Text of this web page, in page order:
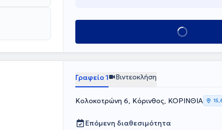
και της
αφορά το
Κλείσε ραντεβού
Γραφείο 1 Βιντεοκλήση
Κολοκοτρώνη 6, Κόρινθος, ΚΟΡΙΝΘΙΑ
Επόμενη διαθεσιμότητα